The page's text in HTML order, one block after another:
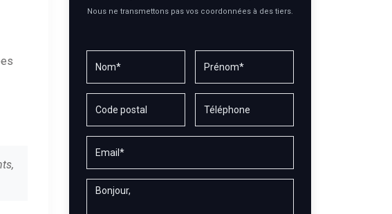
Nous ne transmettons pas vos coordonnées à des tiers.